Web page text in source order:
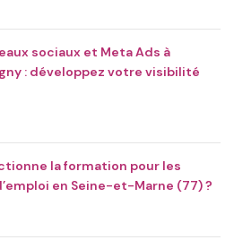
sociaux et Meta Ads à
: développez votre visibilité
la formation pour les
en Seine-et-Marne (77) ?